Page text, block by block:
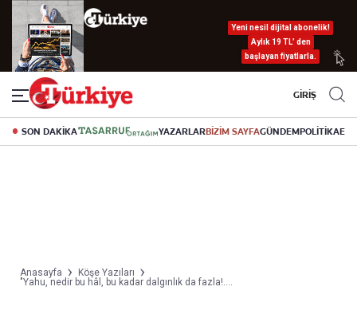
Yeni nesil dijital abonelik!
Aylık 19 TL’ den
başlayan fiyatlarla.
GİRİŞ
SON DAKİKA YAZARLARBİZİM SAYFAGÜNDEMPOLİTİKA
Anasayfa
Köşe Yazıları
"Yahu, nedir bu hâl, bu kadar dalgınlık da fazla!....